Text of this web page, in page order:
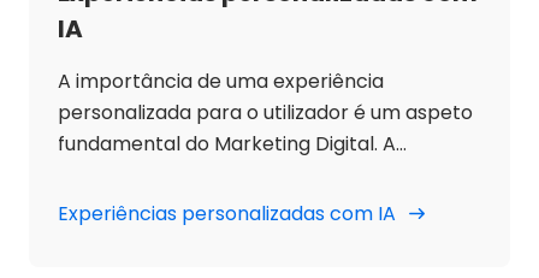
IA
A importância de uma experiência
personalizada para o utilizador é um aspeto
fundamental do Marketing Digital. A
otimização dos resultados, criando
Experiências personalizadas com IA